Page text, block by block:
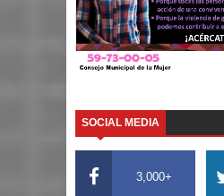
SOCIAL MEDIA
3,000+